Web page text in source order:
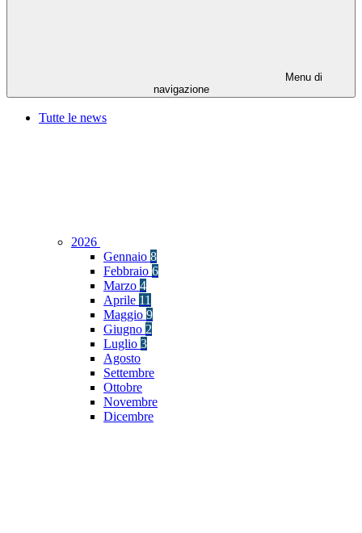
Menu di
navigazione
Tutte le news
2026
Gennaio 8
Febbraio 6
Marzo 4
Aprile 11
Maggio 9
Giugno 2
Luglio 3
Agosto
Settembre
Ottobre
Novembre
Dicembre